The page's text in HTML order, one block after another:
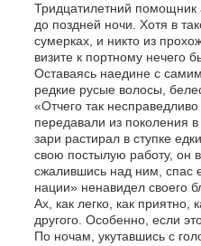
Тридцатилетний помощник
до поздней ночи. Хотя в
сумерках, и никто из
визите к портному нечего
Оставаясь наедине с
редкие русые волосы,
«Отчего так
передавали из поколения
зари растирал в ступке
свою постылую работу, он
сжалившись над ним, спас
нации» ненавидел своего
Ах, как легко, как
другого. Особенно, если
По ночам, укутавшись с